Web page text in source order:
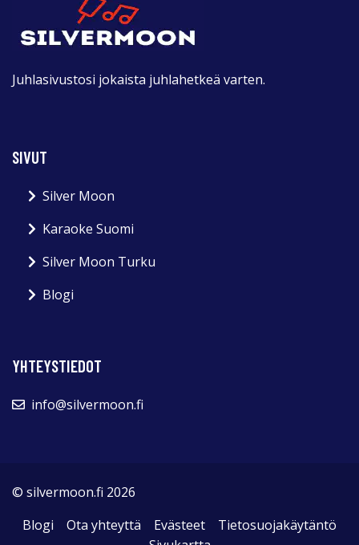
Juhlasivustosi jokaista juhlahetkeä varten.
SIVUT
Silver Moon
Karaoke Suomi
Silver Moon Turku
Blogi
YHTEYSTIEDOT
info@silvermoon.fi
© silvermoon.fi 2026
Blogi
Ota yhteyttä Evästeet
Tietosuojakäytäntö